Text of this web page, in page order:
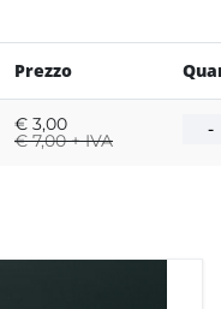
Prezzo
€ 3,00
€7,00 + IVA